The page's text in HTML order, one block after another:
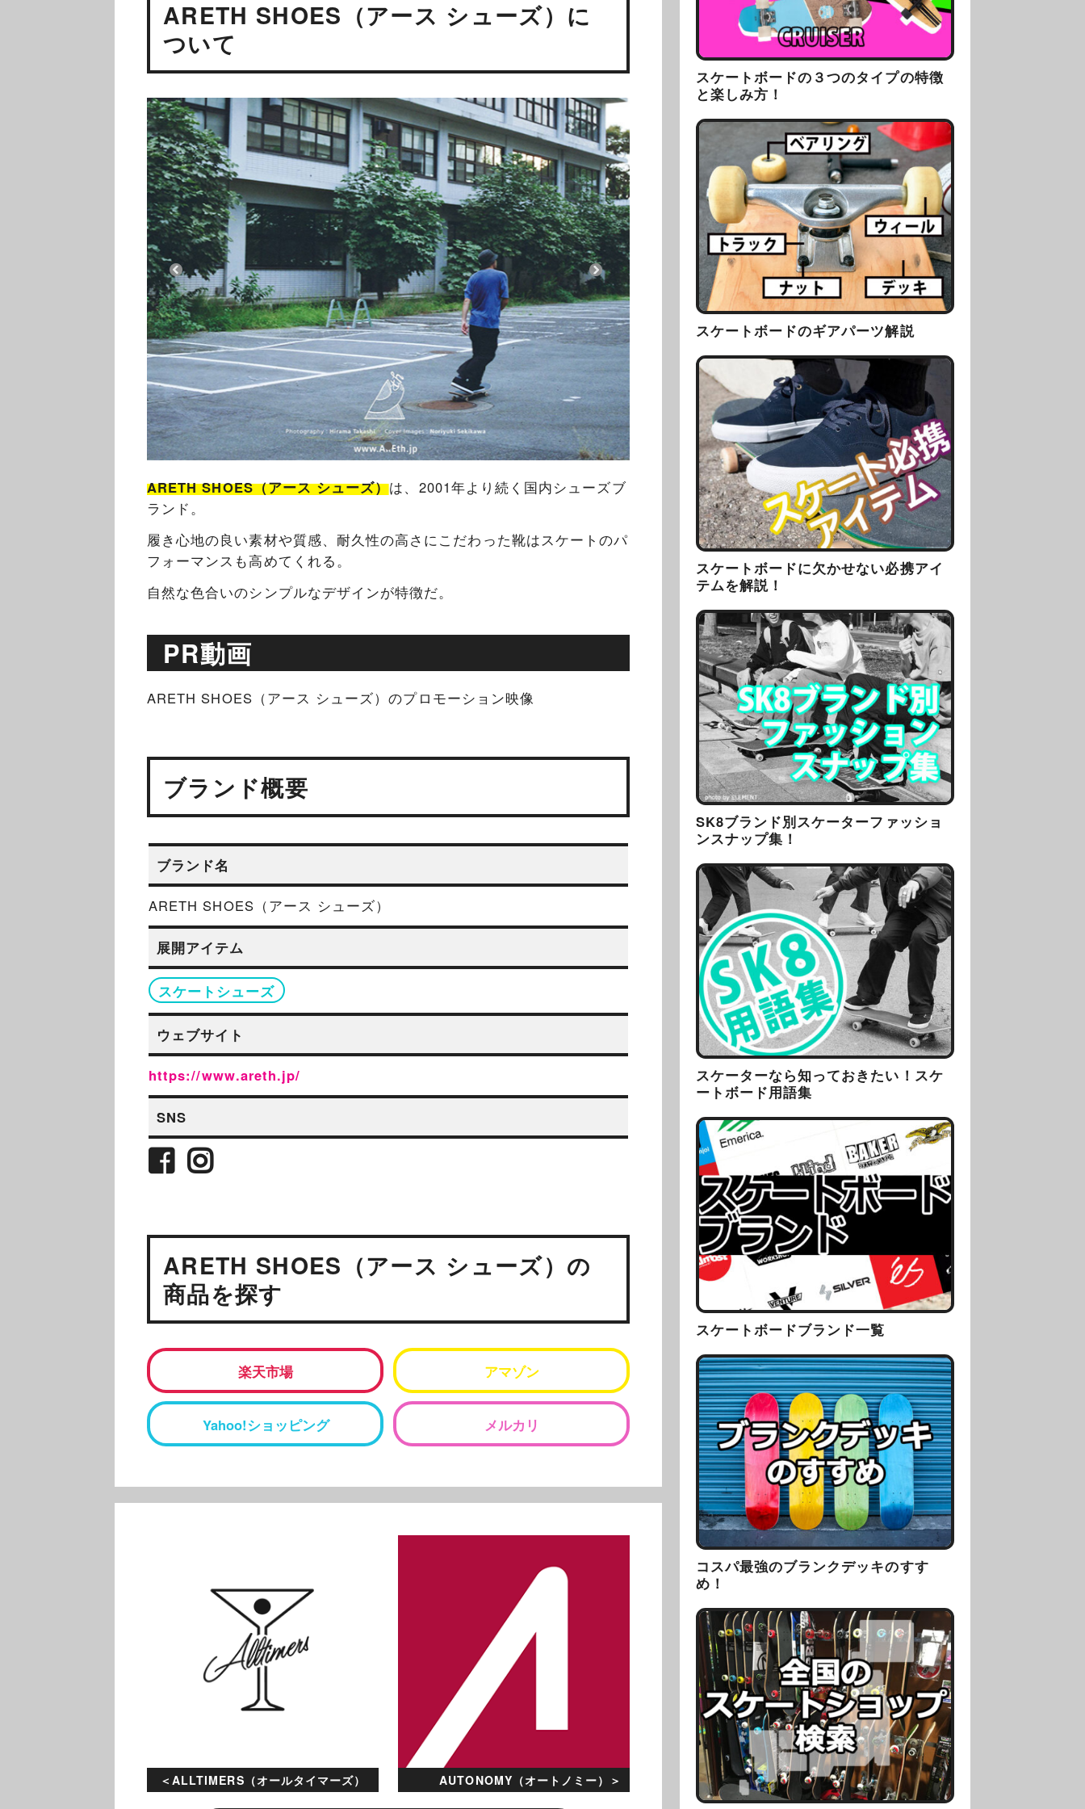
ARETH SHOES（アース シューズ）に
ついて
ARETH SHOES（アース シューズ）は、2001年より続く国内シューズブ
ランド。
履き心地の良い素材や質感、耐久性の高さにこだわった靴はスケートのパ
フォーマンスも高めてくれる。
自然な色合いのシンプルなデザインが特徴だ。
PR動画
ARETH SHOES（アース シューズ）のプロモーション映像
ブランド概要
ブランド名
ARETH SHOES（アース シューズ）
展開アイテム
スケートシューズ
ウェブサイト
https://www.areth.jp/
SNS
ARETH SHOES（アース シューズ）の
商品を探す
楽天市場 アマゾン
Yahoo!ショッピング メルカリ
AUTONOMY（オートノミー）
ALLTIMERS（オールタイマーズ）
スケートボードの３つのタイプの特徴
と楽しみ方！
スケートボードのギアパーツ解説
スケートボードに欠かせない必携アイ
テムを解説！
SK8ブランド別スケーターファッショ
ンスナップ集！
スケーターなら知っておきたい！スケ
ートボード用語集
スケートボードブランド一覧
コスパ最強のブランクデッキのすす
め！